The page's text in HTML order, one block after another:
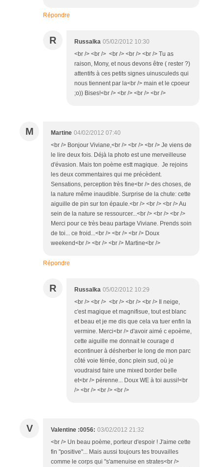
Répondre
R Russalka 05/02/2012 10:30
<br /> <br /> <br /> <br /> <br /> Tu as
raison, Mony, et nous devons être ( rester ?)
attentifs à ces petits signes uinusculeds qui
nous tiennent par la<br /> main et le cpoeur
;o)) Bises!<br /> <br /> <br /> <br />
M Martine 04/02/2012 07:40
<br /> Bonjour Viviane,<br /> <br /> <br /> Je viens de
le lire deux fois. Déjà la photo est une merveilleuse
d'évasion. Mais ton poème estt magique. Je rejoins
les deux commentaires qui me précèdent.
Sensations, perception très fine<br /> des choses, de
la nature même inaudible. Surprise de la chute: cette
aiguille de pin sur ton épaule.<br /> <br /> <br /> Au
sein de la nature se ressourcer...<br /> <br /> <br />
Merci pour ce très beau partage Viviane. Prends soin
de toi... ce froid...<br /> <br /> <br /> Doux
weekend<br /> <br /> <br /> Martine<br />
Répondre
R Russalka 05/02/2012 10:29
<br /> <br /> <br /> <br /> <br /> Il neige,
c'est magique et magnifisue, tout est blanc
et beau et je me dis que cela va tuer enfin la
vermine. Merci<br /> d'avoir aimé c epoème,
cette aiguille me donnait le courage d
econtinuer à désherber le long de mon parc
côté voie férrée, donc plein sud, où je
voudraisd faire une mixed border belle
et<br /> pérenne... Doux WE à toi aussi!<br
/> <br /> <br /> <br />
V Valentine :0056: 03/02/2012 21:32
<br /> Un beau poème, porteur d'espoir ! J'aime cette
fin "positive"... Mais aussi toujours tes trouvailles
comme le corps qui "s'amenuise en strates<br />